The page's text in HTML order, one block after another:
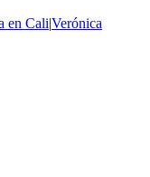
en Cali|Verónica